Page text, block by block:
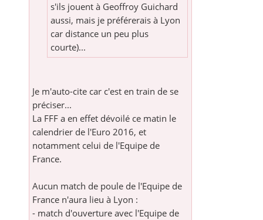
s'ils jouent à Geoffroy Guichard
aussi, mais je préférerais à Lyon
car distance un peu plus
courte)...
Je m'auto-cite car c'est en train de se
préciser...
La FFF a en effet dévoilé ce matin le
calendrier de l'Euro 2016, et
notamment celui de l'Equipe de
France.
Aucun match de poule de l'Equipe de
France n'aura lieu à Lyon :
- match d'ouverture avec l'Equipe de